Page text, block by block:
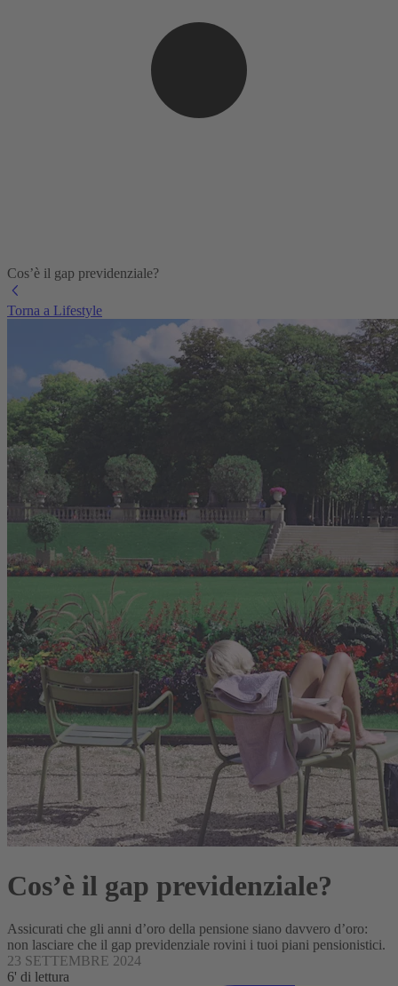
Cos’è il gap previdenziale?
Torna a Lifestyle
Cos’è il gap previdenziale?
Assicurati che gli anni d’oro della pensione siano davvero d’oro:
non lasciare che il gap previdenziale rovini i tuoi piani pensionistici.
23 SETTEMBRE 2024
6' di lettura